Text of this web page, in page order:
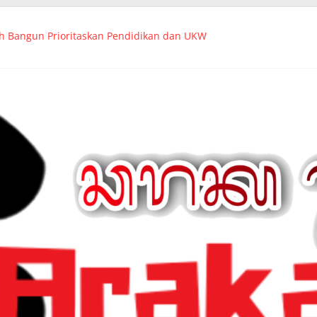
Bangun Prioritaskan Pendidikan dan UKW
PWI Merah Putih